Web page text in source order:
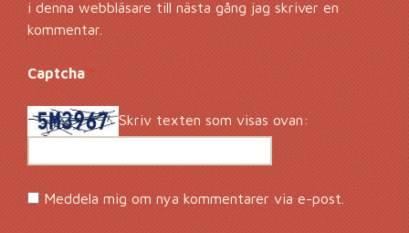
i denna webbläsare till nästa gång jag skriver en
kommentar.
Captcha*
Skriv texten som visas ovan:
Meddela mig om nya kommentarer via e-post.